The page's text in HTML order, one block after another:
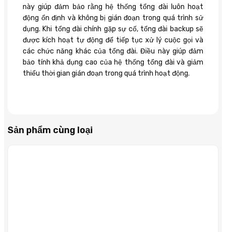
này giúp đảm bảo rằng hệ thống tổng đài luôn hoạt
động ổn định và không bị gián đoạn trong quá trình sử
dụng. Khi tổng đài chính gặp sự cố, tổng đài backup sẽ
được kích hoạt tự động để tiếp tục xử lý cuộc gọi và
các chức năng khác của tổng đài. Điều này giúp đảm
bảo tính khả dụng cao của hệ thống tổng đài và giảm
thiểu thời gian gián đoạn trong quá trình hoạt động.
Sản phẩm cùng loại